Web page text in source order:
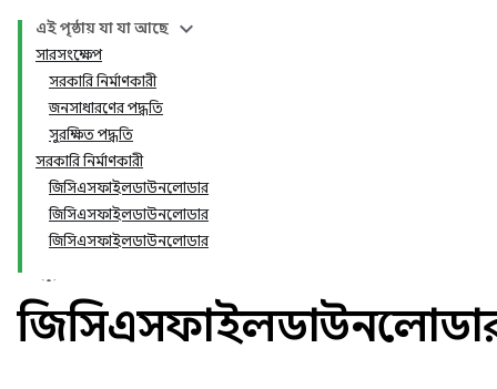
এই পৃষ্ঠায় যা যা আছে
সারসংক্ষেপ
সরকারি নির্মাণকারী
জনসাধারণের পদ্ধতি
সুরক্ষিত পদ্ধতি
সরকারি নির্মাণকারী
জিসিএসফাইলডাউনলোডার
জিসিএসফাইলডাউনলোডার
জিসিএসফাইলডাউনলোডার